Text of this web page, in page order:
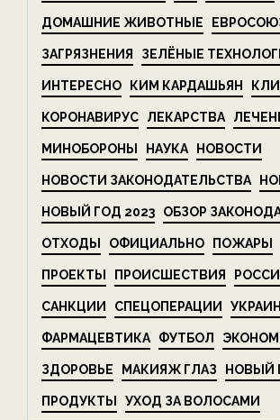
ДОМАШНИЕ ЖИВОТНЫЕ
ЗАГРЯЗНЕНИЯ ЗЕЛЁНЫЕ
ИНТЕРЕСНО КИМ КАРДАШЬЯН
КОРОНАВИРУС ЛЕКАРСТВА
МИНОБОРОНЫ НАУКА НОВОСТИ
НОВОСТИ ЗАКОНОДАТЕЛЬСТВА
НОВЫЙ ГОД 2023 ОБЗОР
ОТХОДЫ ОФИЦИАЛЬНО ПОЖАРЫ
ПРОЕКТЫ ПРОИСШЕСТВИЯ
САНКЦИИ СПЕЦОПЕРАЦИИ
ФАРМАЦЕВТИКА ФУТБОЛ
ЗДОРОВЬЕ МАКИЯЖ ГЛАЗ НОВЫЙ
ПРОДУКТЫ УХОД ЗА ВОЛОСАМИ